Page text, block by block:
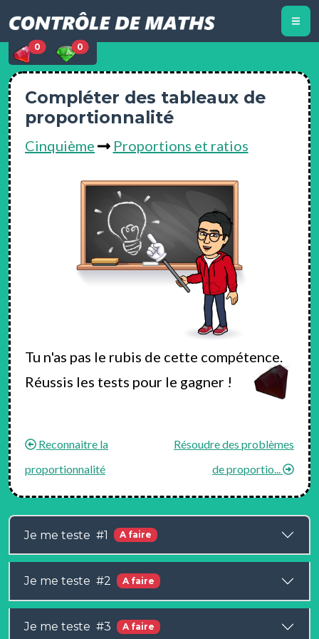
0 0
Compléter des tableaux de
proportionnalité
Cinquième Proportions et ratios
Tu n'as pas le rubis de cette compétence.
Réussis les tests pour le gagner !
Reconnaitre la
proportionnalité
Résoudre des problèmes
de proportio...
Je me teste #1 A faire
Je me teste #2 A faire
Je me teste #3 A faire